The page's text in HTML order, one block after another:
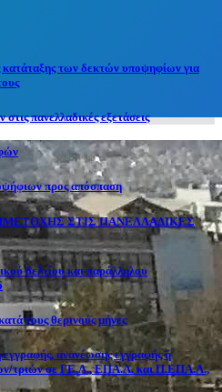
κατάταξης των δεκτών υποψηφίων για
πανελλαδικές εξετάσεις
προς απόσπαση
ΣΤΙΣ ΠΑΝΕΛΛΑΔΙΚΕΣ
δελτίου και παράλληλου
τους θερινούς μήνες
ανανέωσης εγγραφής ή
τριών σε ΓΕ.Λ., ΕΠΑ.Λ. και Π.ΕΠΑ.Λ.,